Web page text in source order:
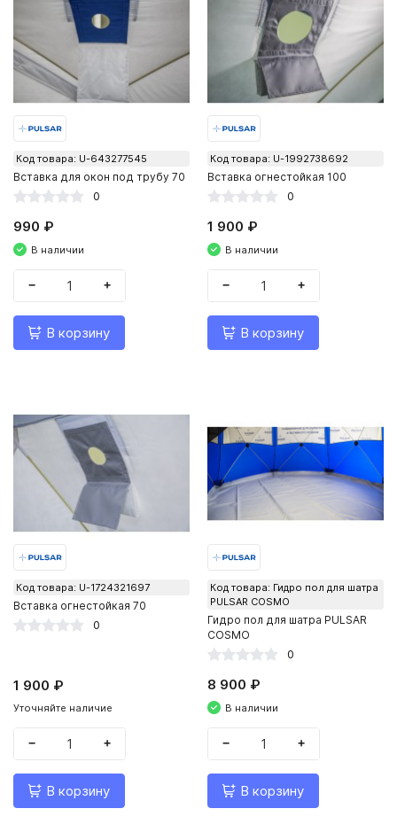
Код товара: U-643277545
Вставка для окон под трубу 70
0
990 ₽
В наличии
− +
В корзину
Код товара: U-1992738692
Вставка огнестойкая 100
0
1 900 ₽
В наличии
− +
В корзину
Код товара: U-1724321697
Вставка огнестойкая 70
0
1 900 ₽
Уточняйте наличие
− +
В корзину
Код товара: Гидро пол для шатра
PULSAR COSMO
Гидро пол для шатра PULSAR
COSMO
0
8 900 ₽
В наличии
− +
В корзину